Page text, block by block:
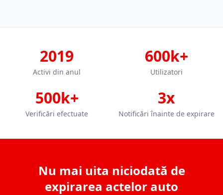
2019
Activi din anul
600k+
Utilizatori
500k+
Verificări efectuate
3x
Notificări înainte de expirare
Nu mai uita niciodată de
expirarea actelor auto